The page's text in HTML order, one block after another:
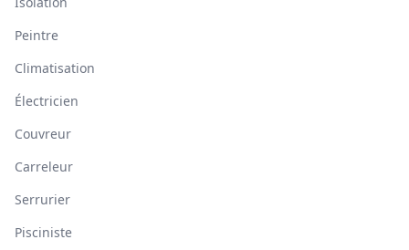
Peintre
Climatisation
Électricien
Couvreur
Carreleur
Serrurier
Pisciniste